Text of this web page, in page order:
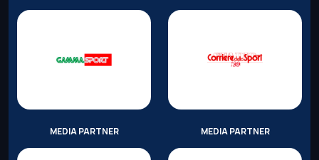
MEDIA PARTNER MEDIA PARTNER